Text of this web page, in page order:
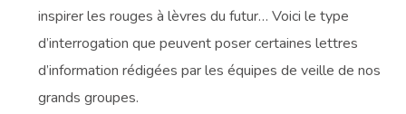
inspirer les rouges à lèvres du futur… Voici le type
d’interrogation que peuvent poser certaines lettres
d’information rédigées par les équipes de veille de nos
grands groupes.